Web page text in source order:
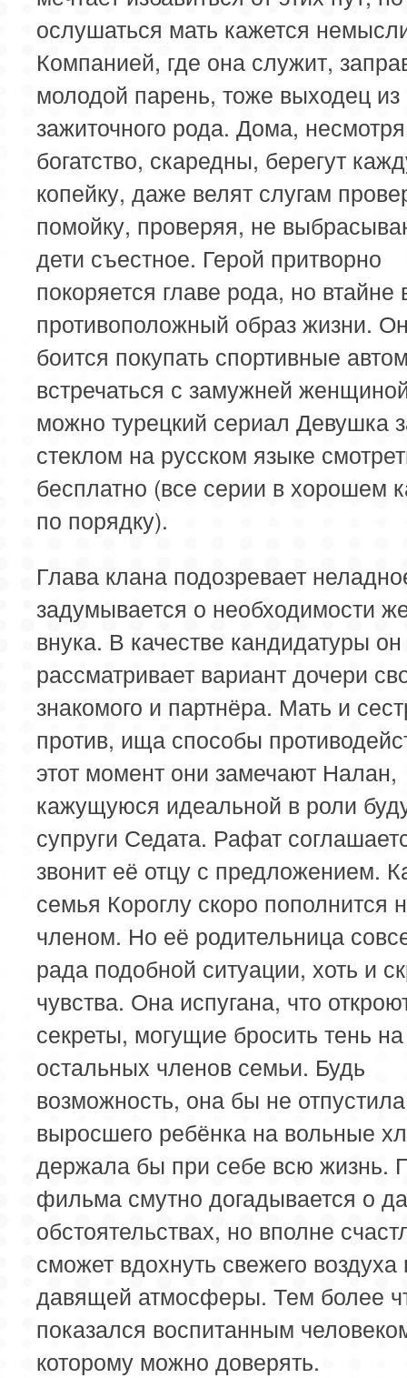
ослушаться мать кажется
Компанией, где она служит,
молодой парень, тоже выходец из
зажиточного рода. Дома,
богатство, скаредны, берегут
копейку, даже велят слугам
помойку, проверяя, не
дети съестное. Герой притворно
покоряется главе рода, но втайне
противоположный образ жизни.
боится покупать спортивные
встречаться с замужней
можно турецкий сериал Девушка
стеклом на русском языке
бесплатно (все серии в хорошем
по порядку).
Глава клана подозревает
задумывается о необходимости
внука. В качестве кандидатуры он
рассматривает вариант дочери
знакомого и партнёра. Мать и
против, ища способы
этот момент они замечают Налан,
кажущуюся идеальной в роли
супруги Седата. Рафат
звонит её отцу с предложением.
семья Короглу скоро пополнится
членом. Но её родительница
рада подобной ситуации, хоть и
чувства. Она испугана, что
секреты, могущие бросить тень на
остальных членов семьи. Будь
возможность, она бы не отпустила
выросшего ребёнка на вольные
держала бы при себе всю жизнь.
фильма смутно догадывается о
обстоятельствах, но вполне
сможет вдохнуть свежего воздуха
давящей атмосферы. Тем более
показался воспитанным
которому можно доверять.